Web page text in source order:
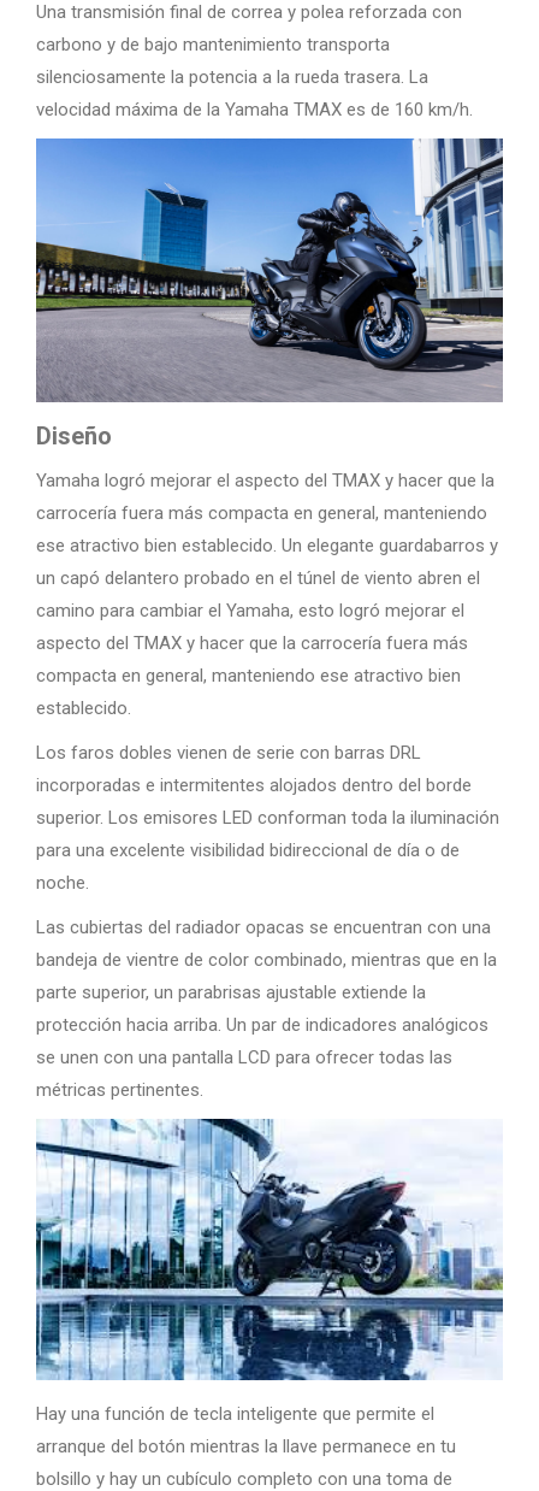
Una transmisión final de correa y polea reforzada con
carbono y de bajo mantenimiento transporta
silenciosamente la potencia a la rueda trasera. La
velocidad máxima de la Yamaha TMAX es de 160 km/h.
Diseño
Yamaha logró mejorar el aspecto del TMAX y hacer que la
carrocería fuera más compacta en general, manteniendo
ese atractivo bien establecido. Un elegante guardabarros y
un capó delantero probado en el túnel de viento abren el
camino para cambiar el Yamaha, esto logró mejorar el
aspecto del TMAX y hacer que la carrocería fuera más
compacta en general, manteniendo ese atractivo bien
establecido.
Los faros dobles vienen de serie con barras DRL
incorporadas e intermitentes alojados dentro del borde
superior. Los emisores LED conforman toda la iluminación
para una excelente visibilidad bidireccional de día o de
noche.
Las cubiertas del radiador opacas se encuentran con una
bandeja de vientre de color combinado, mientras que en la
parte superior, un parabrisas ajustable extiende la
protección hacia arriba. Un par de indicadores analógicos
se unen con una pantalla LCD para ofrecer todas las
métricas pertinentes.
Hay una función de tecla inteligente que permite el
arranque del botón mientras la llave permanece en tu
bolsillo y hay un cubículo completo con una toma de